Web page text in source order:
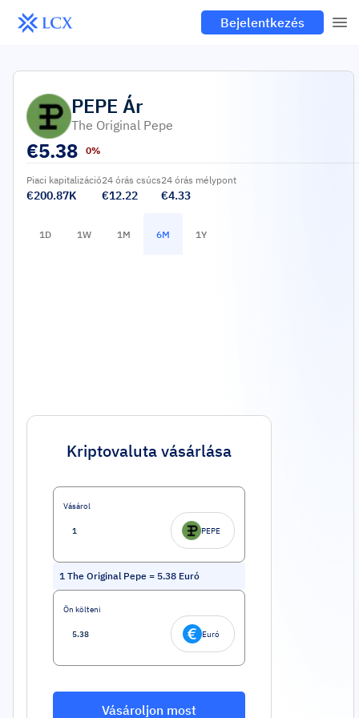
Bejelentkezés
PEPE Ár
The Original Pepe
€5.38 0%
Piaci kapitalizáció
€200.87K
24 órás csúcs
€12.22
24 órás mélypont
€4.33
1D 1W 1M 6M 1Y
Kriptovaluta vásárlása
Vásárol
PEPE
1 The Original Pepe = 5.38 Euró
Ön költeni
Euró
Vásároljon most